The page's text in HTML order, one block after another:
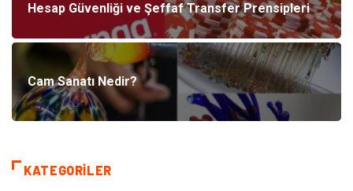
Hesap Güvenliği ve Şeffaf Transfer Prensipleri
Cam Sanatı Nedir?
KATEGORILER